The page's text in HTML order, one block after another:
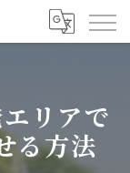
リアで
る方法